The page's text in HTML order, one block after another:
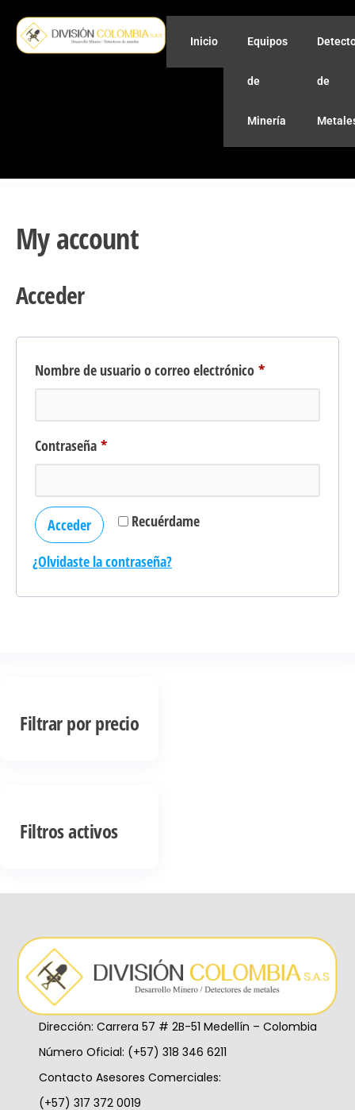
Inicio Equipos
de
Minería
de
My account
Acceder
Nombre de usuario o correo electrónico *
Contraseña *
Recuérdame
Acceder
¿Olvidaste la contraseña?
Filtrar por precio
Filtros activos
Dirección: Carrera 57 # 2B-51 Medellín – Colombia
Número Oficial: (+57) 318 346 6211
Contacto Asesores Comerciales:
(+57) 317 372 0019